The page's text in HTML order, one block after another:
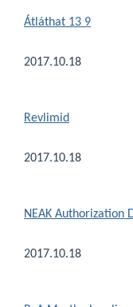
Átláthat 13 9
2017.10.18
Revlimid
2017.10.18
NEAK Authorization
2017.10.18